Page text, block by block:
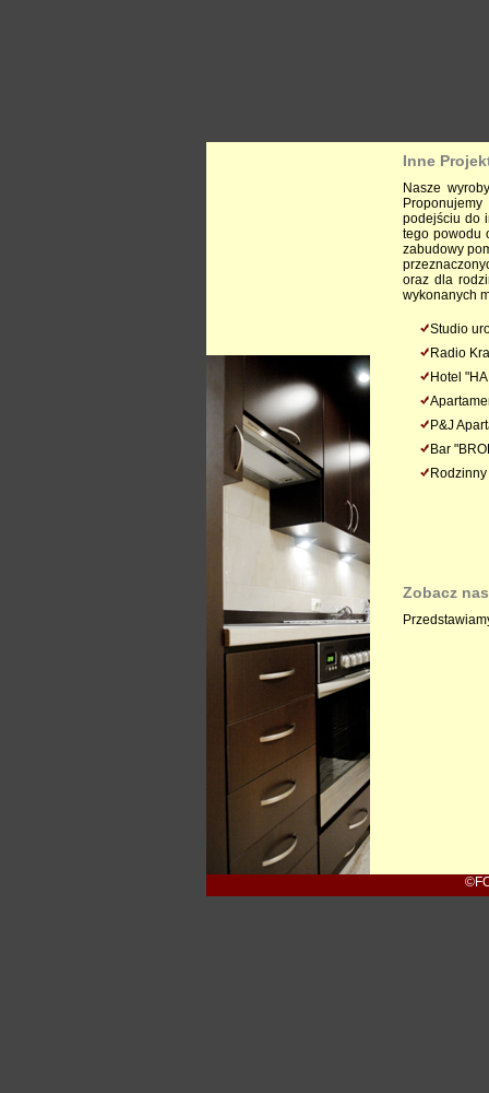
Inne
Nasze
podejściu do
tego powodu
zabudowy
oraz dla
wykonanych
Studio
Radio
Hotel
P&J
Bar
Zobacz